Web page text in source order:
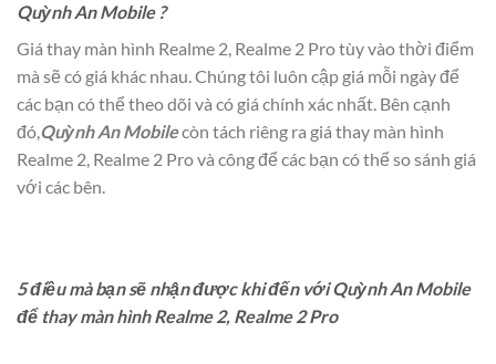
Quỳnh An Mobile ?
Giá thay màn hình Realme 2, Realme 2 Pro tùy vào thời điểm
mà sẽ có giá khác nhau. Chúng tôi luôn cập giá mỗi ngày để
các bạn có thể theo dõi và có giá chính xác nhất. Bên cạnh
đó,Quỳnh An Mobilecòn tách riêng ra giá thay màn hình
Realme 2, Realme 2 Pro và công để các bạn có thể so sánh giá
với các bên.
5 điều mà bạn sẽ nhận được khi đến với Quỳnh An Mobile
để thay màn hình Realme 2, Realme 2 Pro